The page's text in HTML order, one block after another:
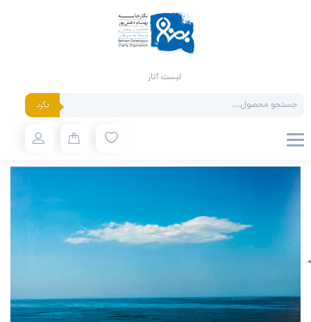
لیست آثار
search بگرد